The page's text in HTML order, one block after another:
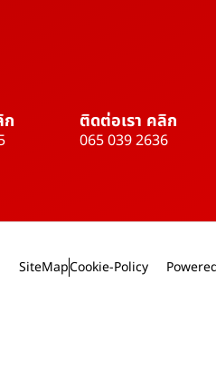
ก ติดต่อเรา คลิก
065 039 2636
SiteMapCookie-Policy